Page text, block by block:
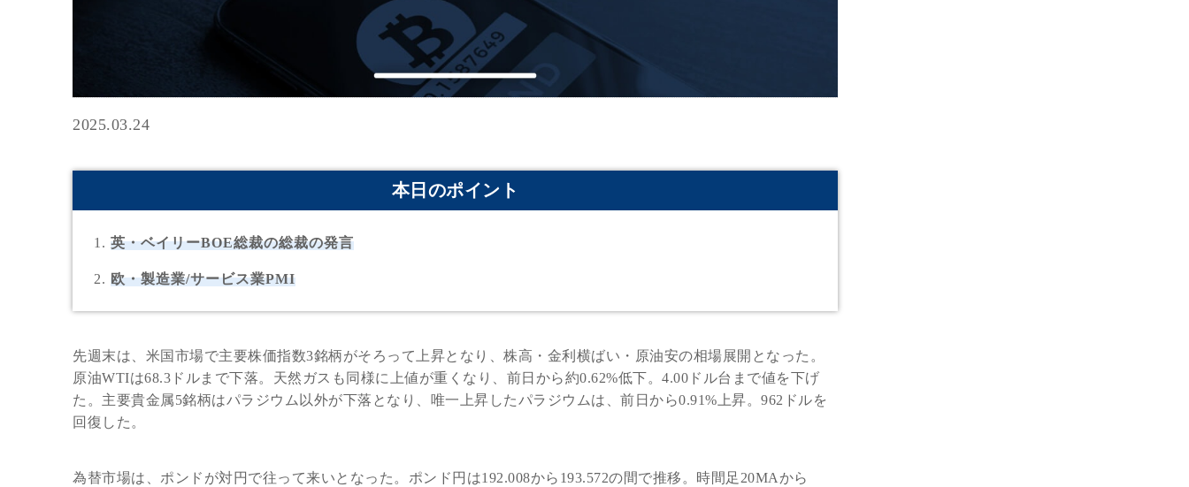
2025.03.24
本日のポイント
英・ベイリーBOE総裁の総裁の発言
欧・製造業/サービス業PMI
先週末は、米国市場で主要株価指数3銘柄がそろって上昇となり、株高・金利横ばい・原油安の相場展開となった。
原油WTIは68.3ドルまで下落。天然ガスも同様に上値が重くなり、前日から約0.62%低下。4.00ドル台まで値を下げ
た。主要貴金属5銘柄はパラジウム以外が下落となり、唯一上昇したパラジウムは、前日から0.91%上昇。962ドルを
回復した。
為替市場は、ポンドが対円で往って来いとなった。ポンド円は192.008から193.572の間で推移。時間足20MAから